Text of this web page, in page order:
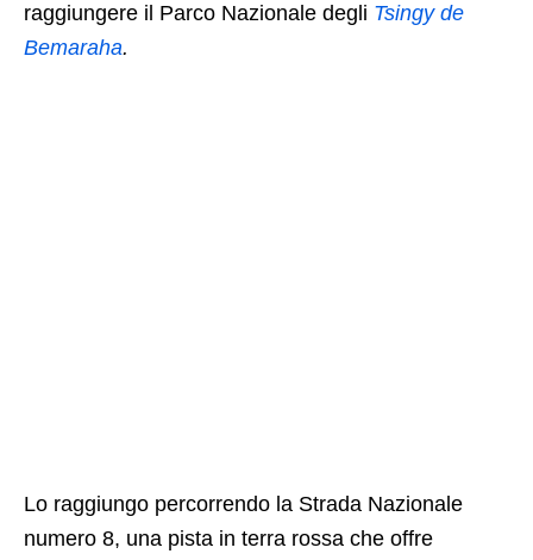
raggiungere il Parco Nazionale degli Tsingy de
Bemaraha.
Lo raggiungo percorrendo la Strada Nazionale
numero 8, una pista in terra rossa che offre